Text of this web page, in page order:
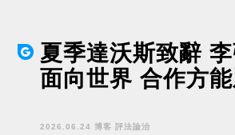
夏季達沃斯致辭
面向世界 合作方
2026.06.24 博客 評法論治